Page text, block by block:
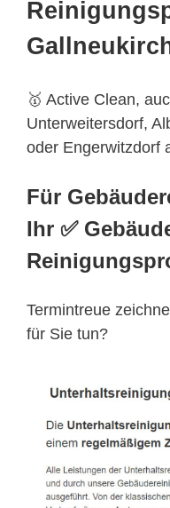
🥇 Active Clean,
Unterweitersdorf,
oder Engerwitzdorf
Für
Ihr ✅
Termintreue
für Sie tun?